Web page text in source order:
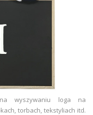
wyszywaniu loga na
torbach, tekstyliach itd.